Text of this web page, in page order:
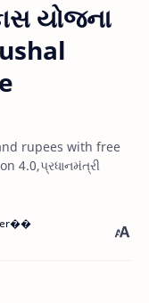
યોજના
rupees with free
4.0,પ્રધાનમંત્રી